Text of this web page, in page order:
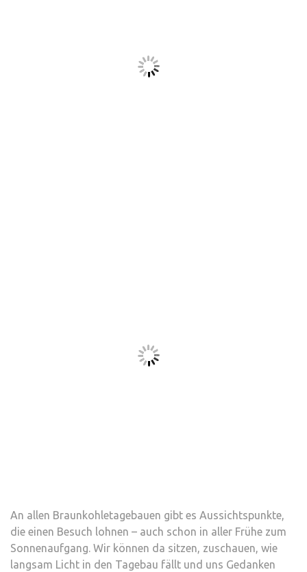
An allen Braunkohletagebauen gibt es Aussichtspunkte,
die einen Besuch lohnen – auch schon in aller Frühe zum
Sonnenaufgang. Wir können da sitzen, zuschauen, wie
langsam Licht in den Tagebau fällt und uns Gedanken